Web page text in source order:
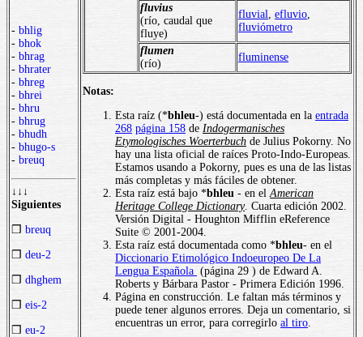
- bhlig
- bhok
- bhrag
- bhrater
- bhreg
- bhrei
- bhru
- bhrug
- bhudh
- bhugo-s
- breuq
↓↓↓
Siguientes
❒ breuq
❒ deu-2
❒ dhghem
❒ eis-2
❒ eu-2
fluvius
(río, caudal que
fluye)
fluvial efluvio
fluviómetro
flumen
(río)
fluminense
Notas:
Esta raíz (*bhleu-) está documentada en la entrada
268 página 158 de Indogermanisches
Etymologisches Woerterbuch de Julius Pokorny. No
hay una lista oficial de raíces Proto-Indo-Europeas.
Estamos usando a Pokorny, pues es una de las listas
más completas y más fáciles de obtener.
Esta raíz está bajo *bhleu - en el American
Heritage College Dictionary. Cuarta edición 2002.
Versión Digital - Houghton Mifflin eReference
Suite © 2001-2004.
Esta raíz está documentada como *bhleu- en el
Diccionario Etimológico Indoeuropeo De La
Lengua Española (página 29 ) de Edward A.
Roberts y Bárbara Pastor - Primera Edición 1996.
Página en construcción. Le faltan más términos y
puede tener algunos errores. Deja un comentario, si
encuentras un error, para corregirlo al tiro